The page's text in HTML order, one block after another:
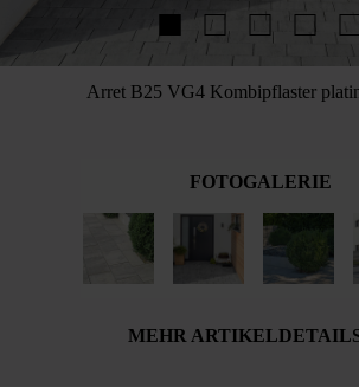
Arret B25 VG4 Kombipflaster
FOTOGALERIE
MEHR